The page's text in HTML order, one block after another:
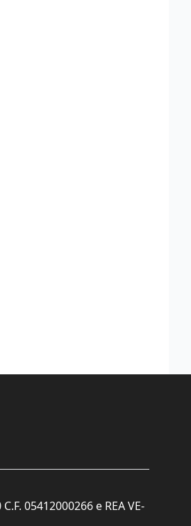
05412000266 e REA VE-